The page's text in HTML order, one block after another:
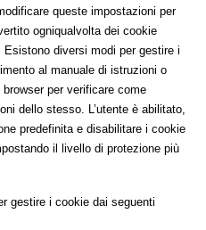
queste impostazioni per
ogniqualvolta dei cookie
diversi modi per gestire i
al manuale di istruzioni o
per verificare come
dello stesso. L’utente è abilitato,
predefinita e disabilitare i cookie
il livello di protezione più
gestire i cookie dai seguenti